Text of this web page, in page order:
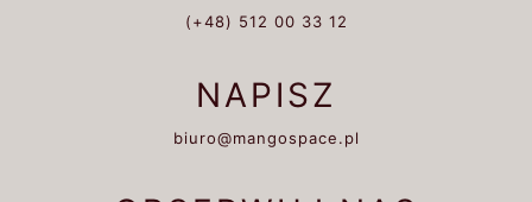
(+48) 512 00 33 12
NAPISZ
biuro@mangospace.pl